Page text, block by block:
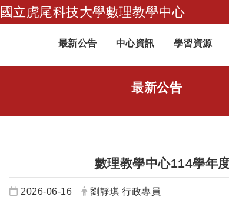
國立虎尾科技大學數理教學中心
跳到主要內容
最新公告
中心資訊 學習資源
最新公告
數理教學中心114學年
日期：
2026-06-16 發布者：
劉靜琪 行政專員